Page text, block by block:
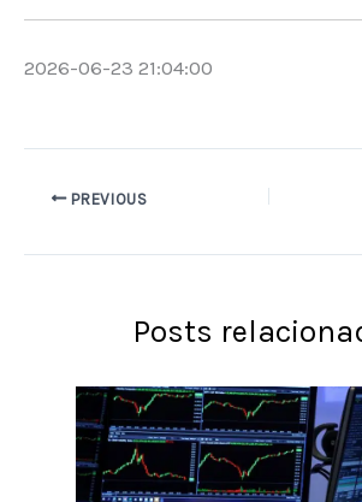
2026-06-23 21:04:00
PREVIOUS
Posts